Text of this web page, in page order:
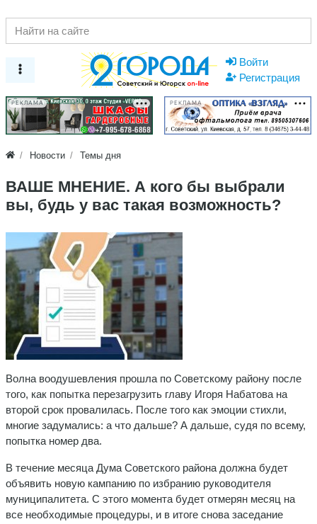
Войти
Регистрация
РЕКЛАМА РЕКЛАМА
Новости Темы дня
ВАШЕ МНЕНИЕ. А кого бы выбрали
вы, будь у вас такая возможность?
Волна воодушевления прошла по Советскому району после
того, как попытка перезагрузить главу Игоря Набатова на
второй срок провалилась. После того как эмоции стихли,
многие задумались: а что дальше? А дальше, судя по всему,
попытка номер два.
В течение месяца Дума Советского района должна будет
объявить новую кампанию по избранию руководителя
муниципалитета. С этого момента будет отмерян месяц на
все необходимые процедуры, и в итоге снова заседание